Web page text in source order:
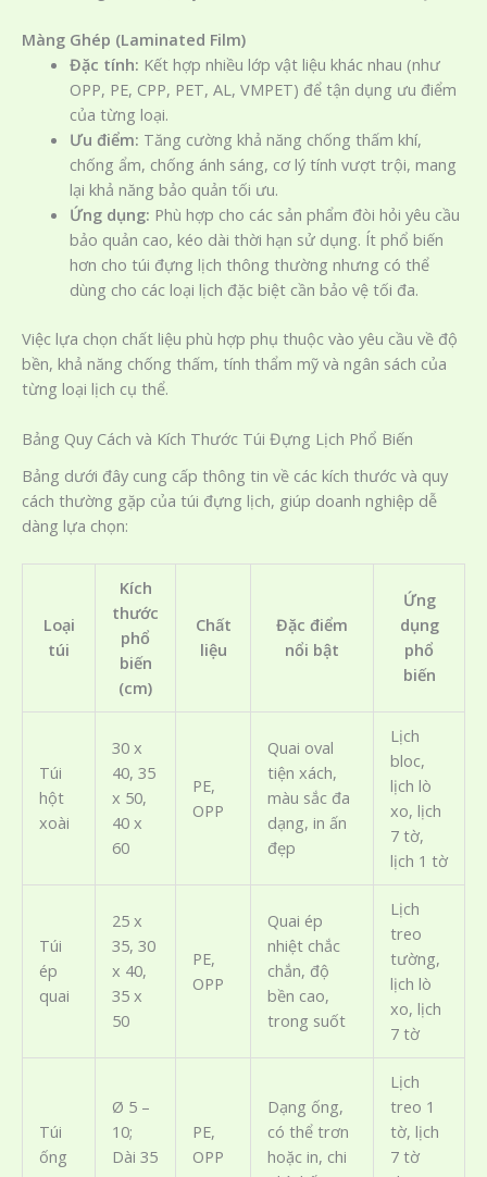
Màng Ghép (Laminated Film)
Đặc tính: Kết hợp nhiều lớp vật liệu khác nhau (như
OPP, PE, CPP, PET, AL, VMPET) để tận dụng ưu điểm
của từng loại.
Ưu điểm: Tăng cường khả năng chống thấm khí,
chống ẩm, chống ánh sáng, cơ lý tính vượt trội, mang
lại khả năng bảo quản tối ưu.
Ứng dụng: Phù hợp cho các sản phẩm đòi hỏi yêu cầu
bảo quản cao, kéo dài thời hạn sử dụng. Ít phổ biến
hơn cho túi đựng lịch thông thường nhưng có thể
dùng cho các loại lịch đặc biệt cần bảo vệ tối đa.
Việc lựa chọn chất liệu phù hợp phụ thuộc vào yêu cầu về độ
bền, khả năng chống thấm, tính thẩm mỹ và ngân sách của
từng loại lịch cụ thể.
Bảng Quy Cách và Kích Thước Túi Đựng Lịch Phổ Biến
Bảng dưới đây cung cấp thông tin về các kích thước và quy
cách thường gặp của túi đựng lịch, giúp doanh nghiệp dễ
dàng lựa chọn:
Loại
túi
Kích
thước
phổ
biến
(cm)
Chất
liệu
Đặc điểm
nổi bật
Ứng
dụng
phổ
biến
Túi
hột
xoài
30 x
40, 35
x 50,
40 x
60
PE,
OPP
Quai oval
tiện xách,
màu sắc đa
dạng, in ấn
đẹp
Lịch
bloc,
lịch lò
xo, lịch
7 tờ,
lịch 1 tờ
Túi
ép
quai
25 x
35, 30
x 40,
35 x
50
PE,
OPP
Quai ép
nhiệt chắc
chắn, độ
bền cao,
trong suốt
Lịch
treo
tường,
lịch lò
xo, lịch
7 tờ
Túi
ống
Ø 5 –
10;
Dài 35
PE,
OPP
Dạng ống,
có thể trơn
hoặc in, chi
Lịch
treo 1
tờ, lịch
7 tờ